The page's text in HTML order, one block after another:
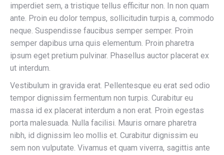
imperdiet sem, a tristique tellus efficitur non. In non quam
ante. Proin eu dolor tempus, sollicitudin turpis a, commodo
neque. Suspendisse faucibus semper semper. Proin
semper dapibus urna quis elementum. Proin pharetra
ipsum eget pretium pulvinar. Phasellus auctor placerat ex
ut interdum.
Vestibulum in gravida erat. Pellentesque eu erat sed odio
tempor dignissim fermentum non turpis. Curabitur eu
massa id ex placerat interdum a non erat. Proin egestas
porta malesuada. Nulla facilisi. Mauris ornare pharetra
nibh, id dignissim leo mollis et. Curabitur dignissim eu
sem non vulputate. Vivamus et quam viverra, sagittis ante